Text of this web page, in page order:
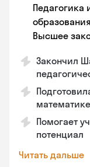
Педагогика
Высшее
Закончил
математике
Помогает
потенциал
Читать дальше